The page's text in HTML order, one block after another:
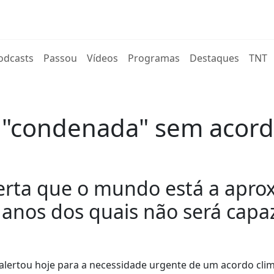
Passou Vídeos Programas Destaques TNT
sem
que o mundo está a
dos quais não será
hoje para a necessidade urgente de um acordo